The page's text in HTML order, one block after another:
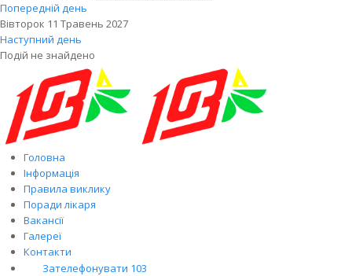
Попередній день
Вівторок 11 Травень 2027
Наступний день
Подій не знайдено
Головна
Інформація
Правила виклику
Поради лікаря
Вакансії
Галереї
Контакти
Зателефонувати 103